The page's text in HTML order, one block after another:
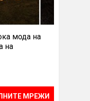
мода на
на
МРЕЖИ